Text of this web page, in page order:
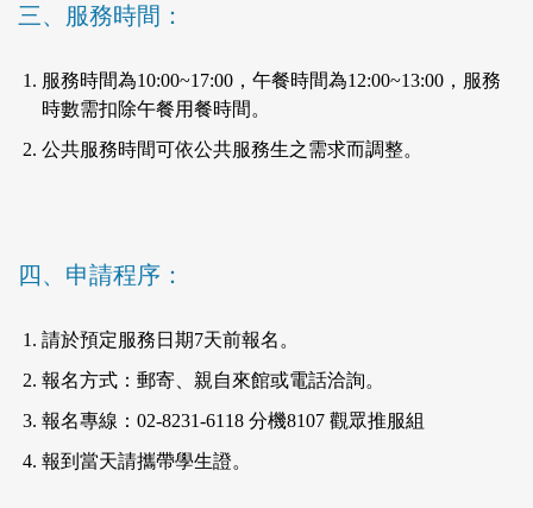
三、服務時間：
服務時間為10:00~17:00，午餐時間為12:00~13:00，服務
時數需扣除午餐用餐時間。
公共服務時間可依公共服務生之需求而調整。
四、申請程序：
請於預定服務日期7天前報名。
報名方式：郵寄、親自來館或電話洽詢。
報名專線：02-8231-6118 分機8107 觀眾推服組
報到當天請攜帶學生證。